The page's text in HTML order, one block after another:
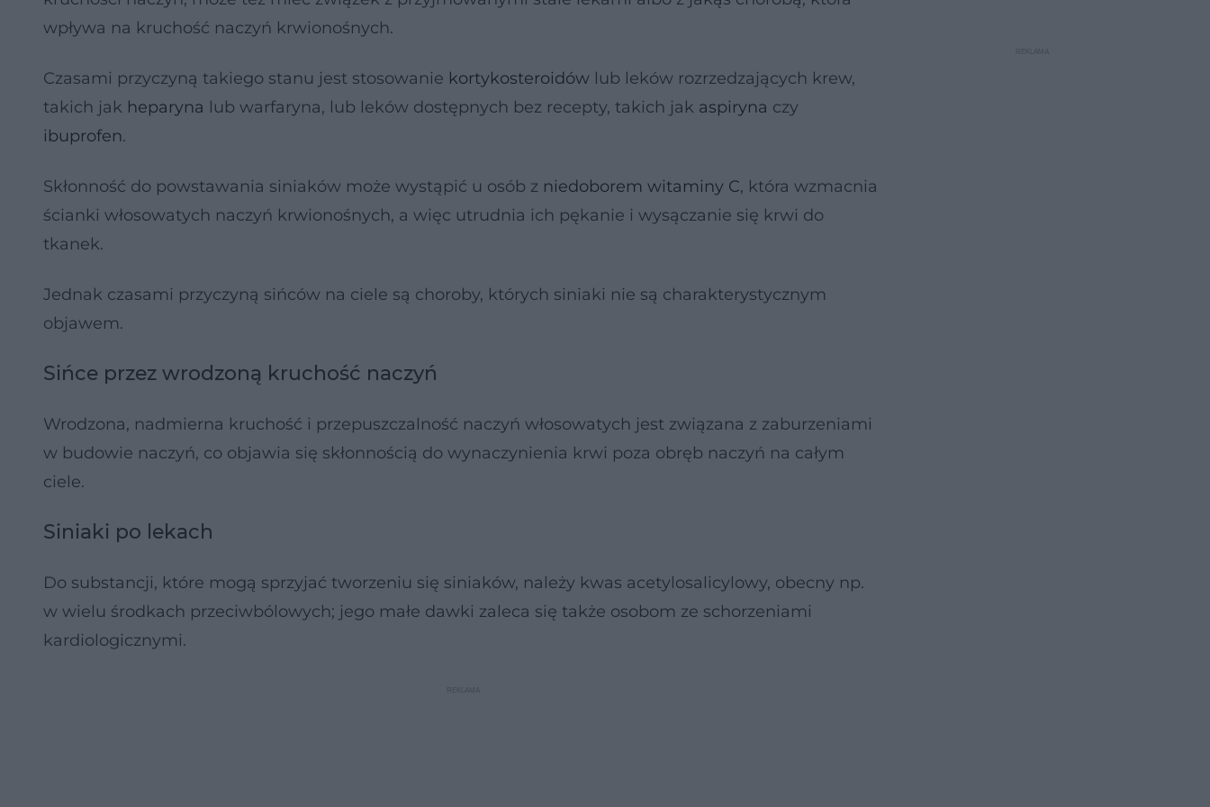
wpływa na kruchość naczyń krwionośnych.
Czasami przyczyną takiego stanu jest stosowanie kortykosteroidów lub leków rozrzedzających krew,
takich jak heparyna lub warfaryna, lub leków dostępnych bez recepty, takich jak aspiryna czy
ibuprofen.
Skłonność do powstawania siniaków może wystąpić u osób z niedoborem witaminy C, która wzmacnia
ścianki włosowatych naczyń krwionośnych, a więc utrudnia ich pękanie i wysączanie się krwi do
tkanek.
Jednak czasami przyczyną sińców na ciele są choroby, których siniaki nie są charakterystycznym
objawem.
Sińce przez wrodzoną kruchość naczyń
Wrodzona, nadmierna kruchość i przepuszczalność naczyń włosowatych jest związana z zaburzeniami
w budowie naczyń, co objawia się skłonnością do wynaczynienia krwi poza obręb naczyń na całym
ciele.
Siniaki po lekach
Do substancji, które mogą sprzyjać tworzeniu się siniaków, należy kwas acetylosalicylowy, obecny np.
w wielu środkach przeciwbólowych; jego małe dawki zaleca się także osobom ze schorzeniami
kardiologicznymi.